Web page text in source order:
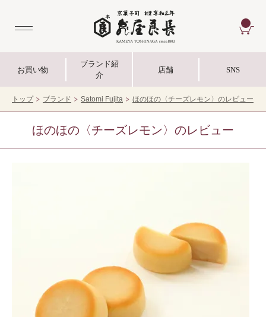
お買い物
ブランド紹
介
店舗 SNS
トップ ブランド Satomi Fujita ほのほの〈チーズレモン〉のレビュー
ほのほの〈チーズレモン〉のレビュー